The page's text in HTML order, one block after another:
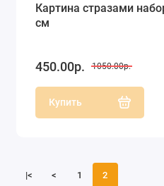
Картина стразами
см
450.00р. 1050.00р.
Купить
|< < 1 2